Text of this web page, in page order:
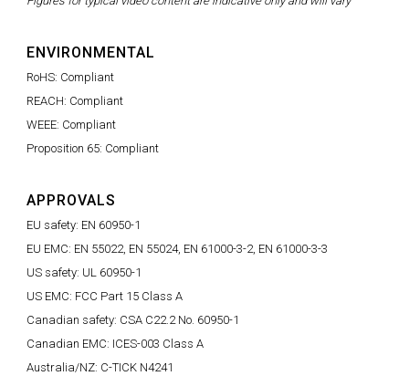
ENVIRONMENTAL
RoHS: Compliant
REACH: Compliant
WEEE: Compliant
Proposition 65: Compliant
APPROVALS
EU safety: EN 60950-1
EU EMC: EN 55022, EN 55024, EN 61000-3-2, EN 61000-3-3
US safety: UL 60950-1
US EMC: FCC Part 15 Class A
Canadian safety: CSA C22.2 No. 60950-1
Canadian EMC: ICES-003 Class A
Australia/NZ: C-TICK N4241